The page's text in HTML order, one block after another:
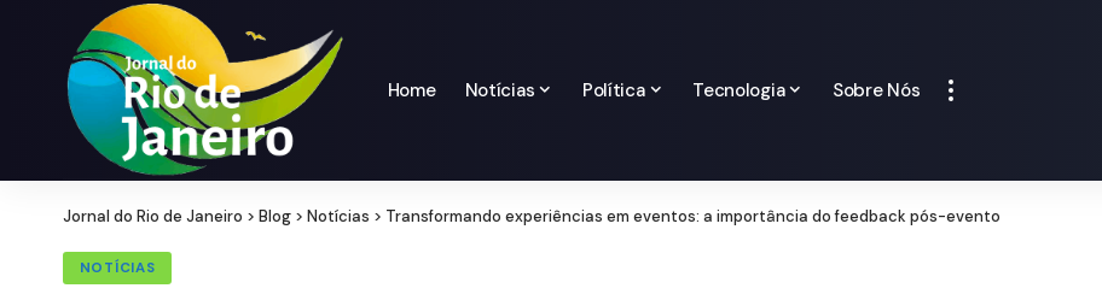
Home Notícias Política Tecnologia Sobre Nós
Jornal do Rio de Janeiro > Blog > Notícias > Transformando experiências em eventos: a importância do feedback pós-evento
NOTÍCIAS